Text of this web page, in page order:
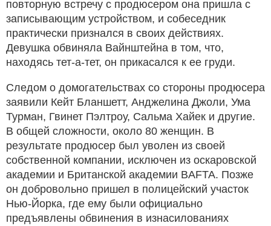
повторную встречу с продюсером она пришла с
записывающим устройством, и собеседник
практически признался в своих действиях.
Девушка обвиняла Вайнштейна в том, что,
находясь тет-а-тет, он прикасался к ее груди.
Следом о домогательствах со стороны продюсера
заявили Кейт Бланшетт, Анджелина Джоли, Ума
Турман, Гвинет Пэлтроу, Сальма Хайек и другие.
В общей сложности, около 80 женщин. В
результате продюсер был уволен из своей
собственной компании, исключен из оскаровской
академии и Британской академии BAFTA. Позже
он добровольно пришел в полицейский участок
Нью-Йорка, где ему были официально
предъявлены обвинения в изнасилованиях